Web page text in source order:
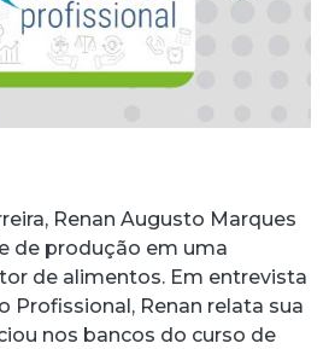
Renan Augusto Marques
de produção em uma
de alimentos. Em entrevista
Profissional, Renan relata sua
nos bancos do curso de